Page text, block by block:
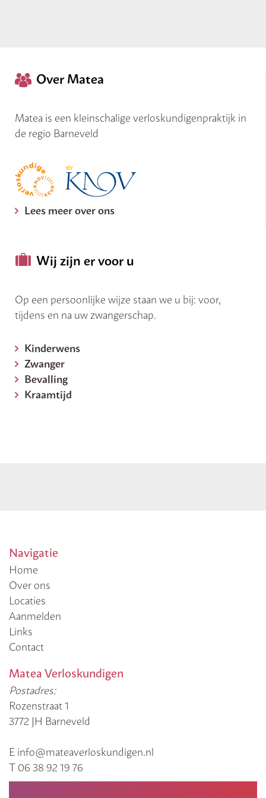
Over Matea
Matea is een kleinschalige verloskundigenpraktijk in
de regio Barneveld
Lees meer over ons
Wij zijn er voor u
Op een persoonlijke wijze staan we u bij: voor,
tijdens en na uw zwangerschap.
Kinderwens
Zwanger
Bevalling
Kraamtijd
Navigatie
Home
Over ons
Locaties
Aanmelden
Links
Contact
Matea Verloskundigen
Postadres:
Rozenstraat 1
3772 JH Barneveld
E info@mateaverloskundigen.nl
T 06 38 92 19 76